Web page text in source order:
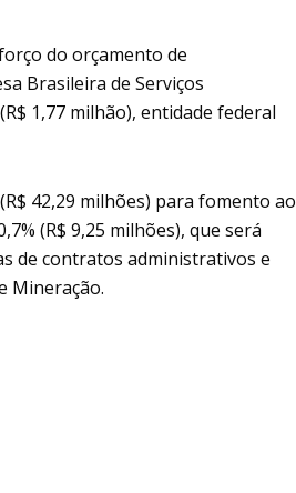
do orçamento de
Brasileira de Serviços
1,77 milhão), entidade federal
42,29 milhões) para fomento ao
(R$ 9,25 milhões), que será
de contratos administrativos e
Mineração.